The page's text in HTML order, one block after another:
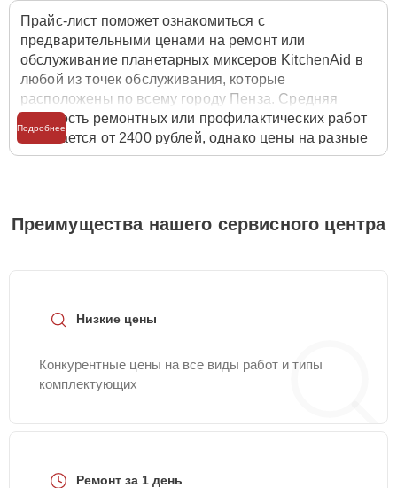
Прайс-лист поможет ознакомиться с
предварительными ценами на ремонт или
обслуживание планетарных миксеров KitchenAid в
любой из точек обслуживания, которые
расположены по всему городу Пенза. Средняя
стоимость ремонтных или профилактических работ
начинается от 2400 рублей, однако цены на разные
виды комплектующих могут различаться. Полную
службы заботы о клиентах. Для расчета итоговой
стоимости ремонта планетарного миксера
Подробнее
Преимущества нашего сервисного центра
Низкие цены
Конкурентные цены на все виды работ и типы
комплектующих
Ремонт за 1 день